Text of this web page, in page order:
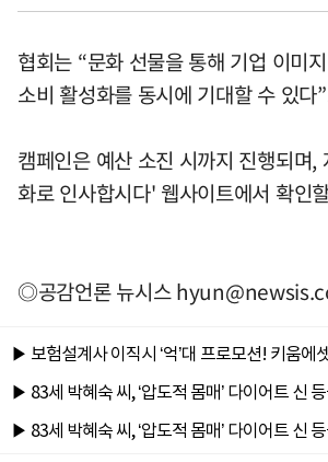
협회는 “문화 선물을 통해 기업 이미
소비 활성화를 동시에 기대할 수 있다
캠페인은 예산 소진 시까지 진행되며,
화로 인사합시다' 웹사이트에서 확인
◎공감언론 뉴시스